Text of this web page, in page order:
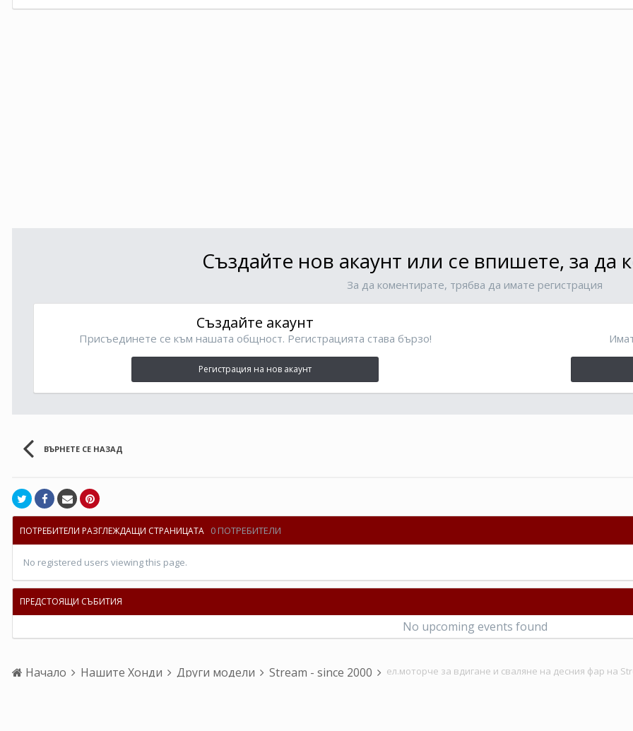
Създайте нов акаунт или се впишете, за да
За да коментирате, трябва да имате регистрация
Създайте акаунт
Присъединете се към нашата общност. Регистрацията става бързо!
Регистрация на нов акаунт
ВЪРНЕТЕ СЕ НАЗАД
ПОТРЕБИТЕЛИ РАЗГЛЕЖДАЩИ СТРАНИЦАТА 0 ПОТРЕБИТЕЛИ
No registered users viewing this page.
ПРЕДСТОЯЩИ СЪБИТИЯ
No upcoming events found
Начало Нашите Хонди Други модели Stream - since 2000 ел.моторче за вдигане и сваляне на десния фар на